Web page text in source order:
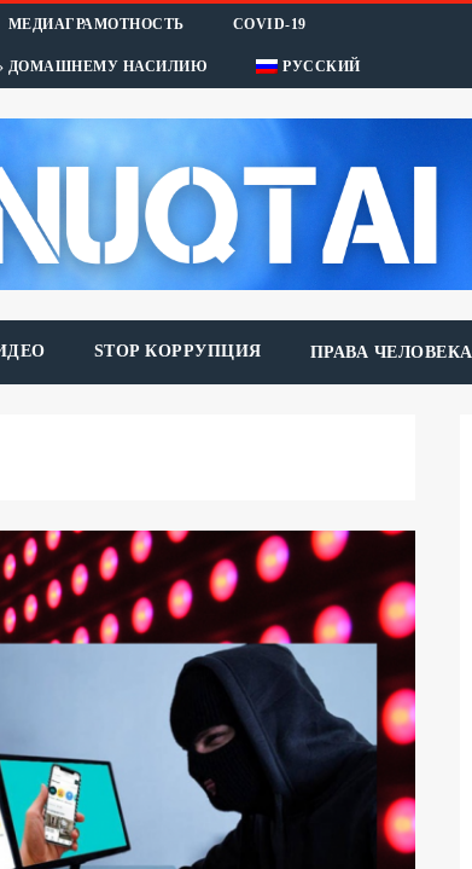
МЕДИАГРАМОТНОСТЬ COVID-19
ДОМАШНЕМУ НАСИЛИЮ РУССКИЙ
STOP КОРРУПЦИЯ ПРАВА ЧЕЛОВЕКА